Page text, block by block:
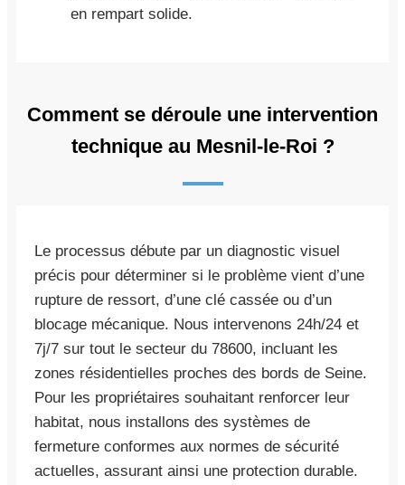
en rempart solide.
Comment se déroule une intervention
technique au Mesnil-le-Roi ?
Le processus débute par un diagnostic visuel
précis pour déterminer si le problème vient d’une
rupture de ressort, d’une clé cassée ou d’un
blocage mécanique. Nous intervenons 24h/24 et
7j/7 sur tout le secteur du 78600, incluant les
zones résidentielles proches des bords de Seine.
Pour les propriétaires souhaitant renforcer leur
habitat, nous installons des systèmes de
fermeture conformes aux normes de sécurité
actuelles, assurant ainsi une protection durable.